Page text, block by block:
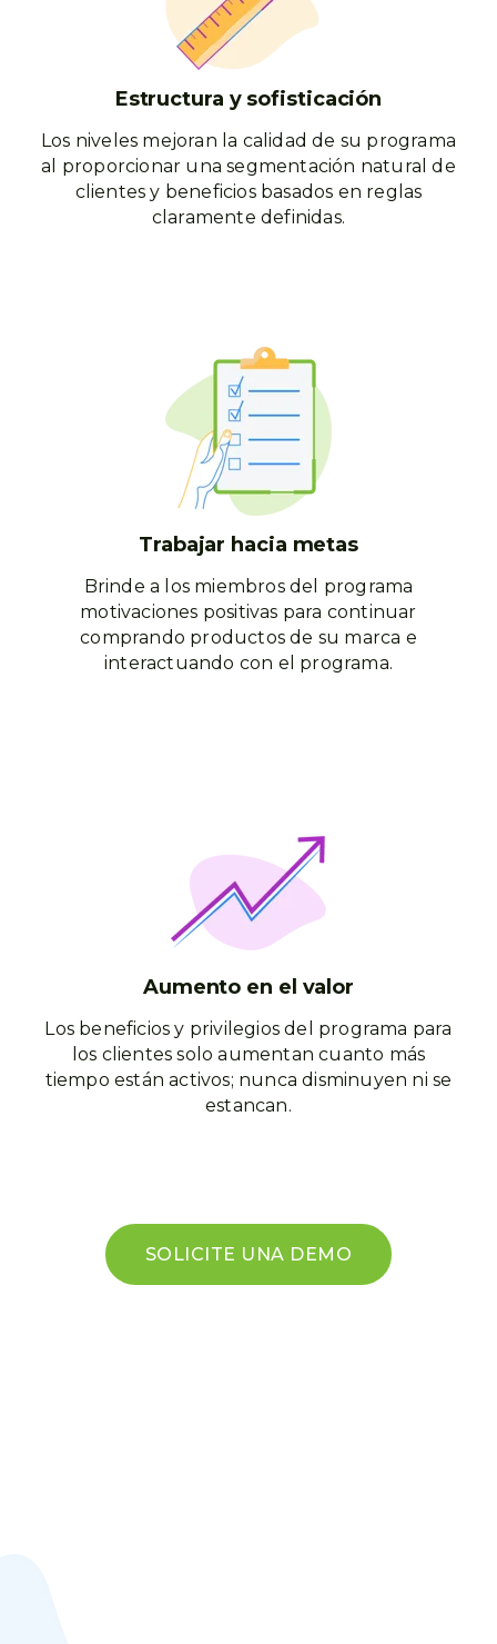
Estructura y sofisticación
Los niveles mejoran la calidad de su programa
al proporcionar una segmentación natural de
clientes y beneficios basados ​​en reglas
claramente definidas.
Trabajar hacia metas
Brinde a los miembros del programa
motivaciones positivas para continuar
comprando productos de su marca e
interactuando con el programa.
Aumento en el valor
Los beneficios y privilegios del programa para
los clientes solo aumentan cuanto más
tiempo están activos; nunca disminuyen ni se
estancan.
SOLICITE UNA DEMO